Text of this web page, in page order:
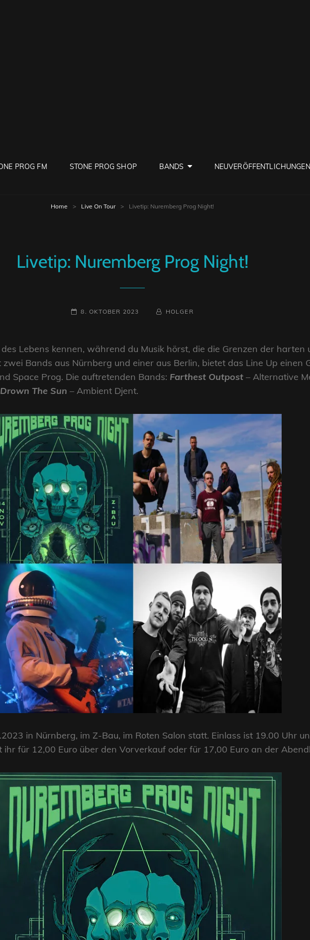
PROG FM STONE PROG SHOP BANDS NEUVERÖFFENTLICHUNGEN
Home > Live On Tour > Livetip: Nuremberg Prog Night!
Livetip: Nuremberg Prog Night!
POSTED-
8. OKTOBER 2023
BY
BYLINE
HOLGER
Lebens kennen, während du Musik hörst, die die Grenzen der harten
Bands aus Nürnberg und einer aus Berlin, bietet das Line Up einen
Space Prog. Die auftretenden Bands: Farthest Outpost – Alternative
Drown The Sun – Ambient Djent.
in Nürnberg, im Z-Bau, im Roten Salon statt. Einlass ist 19.00 Uhr
ihr für 12,00 Euro über den Vorverkauf oder für 17,00 Euro an der